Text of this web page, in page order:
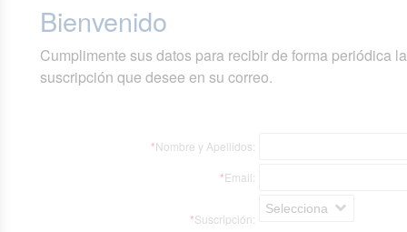
Bienvenido
Cumplimente sus datos para recibir de forma periódica
suscripción que desee en su correo.
*Nombre y Apellidos:
*Email:
*Suscripción:
Selecciona